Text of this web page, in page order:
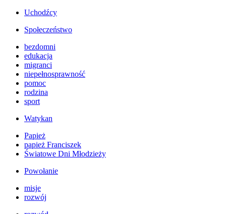
Uchodźcy
Społeczeństwo
bezdomni
edukacja
migranci
niepełnosprawność
pomoc
rodzina
sport
Watykan
Papież
papież Franciszek
Światowe Dni Młodzieży
Powołanie
misje
rozwój